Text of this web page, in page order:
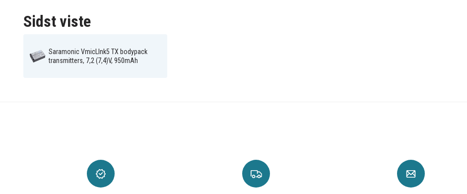
Sidst viste
Saramonic VmicLInk5 TX bodypack
transmitters, 7,2 (7,4)V, 950mAh